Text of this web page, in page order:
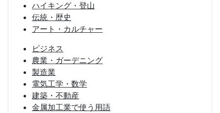
ハイキング・登山
伝統・歴史
アート・カルチャー
ビジネス
農業・ガーデニング
製造業
電気工学・数学
建築・不動産
金属加工業で使う用語